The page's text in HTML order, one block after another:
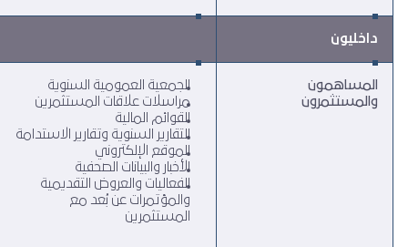
داخليون
المساهمون
والمستثمرون
الجمعية العمومية السنوية
مراسلات علاقات المستثمرين
القوائم المالية
التقارير السنوية وتقارير الاستدامة
الموقع الإلكتروني
الأخبار والبيانات الصحفية
الفعاليات والعروض التقديمية
والمؤتمرات عن بُعد مع
المستثمرين